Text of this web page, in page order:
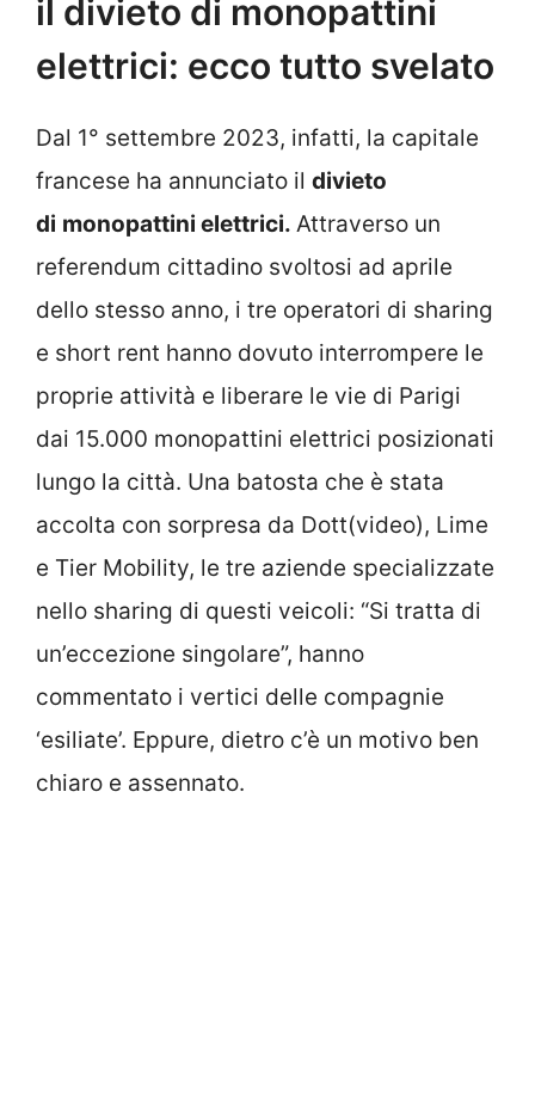
il divieto di monopattini
elettrici: ecco tutto svelato
Dal 1° settembre 2023, infatti, la capitale
francese ha annunciato il divieto
di monopattini elettrici. Attraverso un
referendum cittadino svoltosi ad aprile
dello stesso anno, i tre operatori di sharing
e short rent hanno dovuto interrompere le
proprie attività e liberare le vie di Parigi
dai 15.000 monopattini elettrici posizionati
lungo la città. Una batosta che è stata
accolta con sorpresa da Dott(video), Lime
e Tier Mobility, le tre aziende specializzate
nello sharing di questi veicoli: “Si tratta di
un’eccezione singolare”, hanno
commentato i vertici delle compagnie
‘esiliate’. Eppure, dietro c’è un motivo ben
chiaro e assennato.